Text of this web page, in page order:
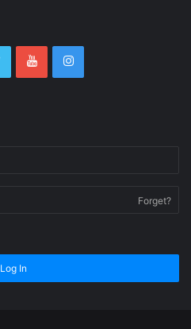
Forget?
Log In